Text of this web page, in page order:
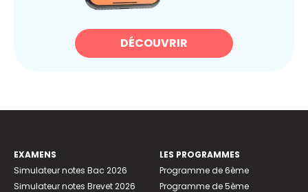
DÉCOUVRIR
EXAMENS
Simulateur notes Bac 2026
Simulateur notes Brevet 2026
LES PROGRAMMES
Programme de 6ème
Programme de 5ème